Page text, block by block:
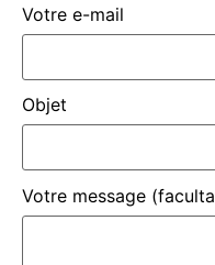
Votre e-mail
Objet
Votre message